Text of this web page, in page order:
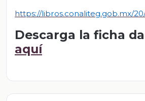
https://libros.conaliteg.gob.mx/
Descarga la ficha
aquí